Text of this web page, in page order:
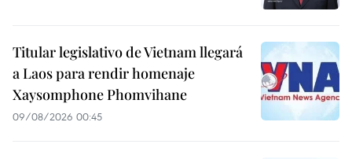
Titular legislativo de Vietnam llegará
a Laos para rendir homenaje
Xaysomphone Phomvihane
09/08/2026 00:45